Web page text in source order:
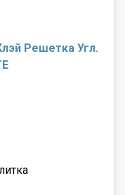
Решетка Угл.